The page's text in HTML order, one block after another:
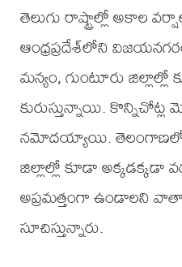
తెలుగు రాష్ట్రాల్లో అకాల
ఆంధ్రప్రదేశ్‌లోని
మన్యం, గుంటూరు
కురుస్తున్నాయి. కొన్నిచోట్ల
నమోదయ్యాయి.
జిల్లాల్లో కూడా అక్కడక్కడా
అప్రమత్తంగా ఉండాలని
సూచిస్తున్నారు.